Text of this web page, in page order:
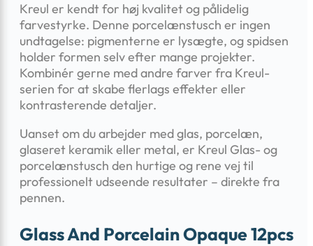
Kreul er kendt for høj kvalitet og pålidelig
farvestyrke. Denne porcelænstusch er ingen
undtagelse: pigmenterne er lysægte, og spidsen
holder formen selv efter mange projekter.
Kombinér gerne med andre farver fra Kreul-
serien for at skabe flerlags effekter eller
kontrasterende detaljer.
Uanset om du arbejder med glas, porcelæn,
glaseret keramik eller metal, er Kreul Glas- og
porcelænstusch den hurtige og rene vej til
professionelt udseende resultater – direkte fra
pennen.
Glass And Porcelain Opaque 12pcs